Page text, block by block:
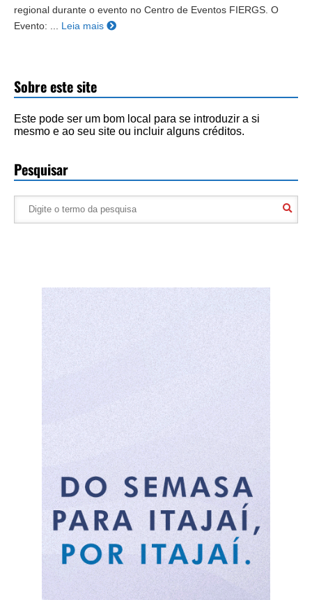
regional durante o evento no Centro de Eventos FIERGS. O
Evento: ...
Leia mais
Sobre este site
Este pode ser um bom local para se introduzir a si
mesmo e ao seu site ou incluir alguns créditos.
Pesquisar